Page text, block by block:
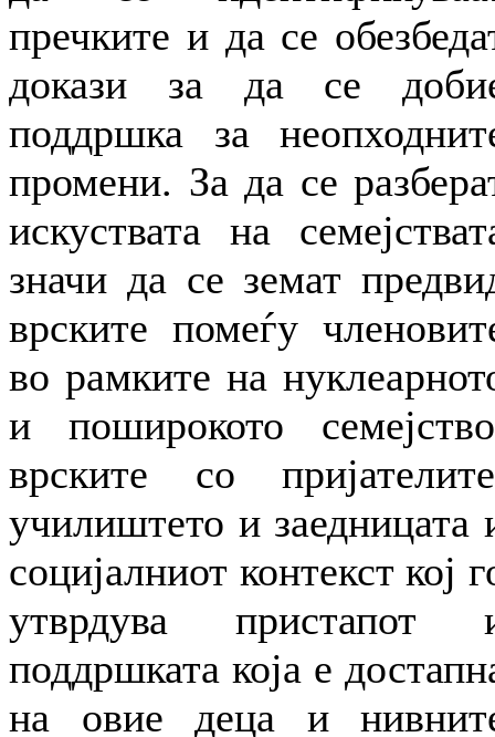
пречките и да се
докази за да се
поддршка за
промени. За да се
искуствата на
значи да се земат
врските помеѓу
во рамките на
и поширокото
врските со
училиштето и заедницата
социјалниот контекст кој
утврдува пристапот
поддршката која е
на овие деца и